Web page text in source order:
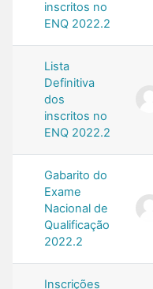
inscritos no
ENQ 2022.2
Lista
Definitiva
dos
inscritos no
ENQ 2022.2
Gabarito do
Exame
Nacional de
Qualificação
2022.2
Inscrições